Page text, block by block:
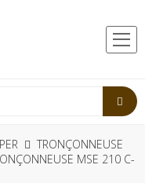
TRONÇONNEUSE
MSE 210 C-